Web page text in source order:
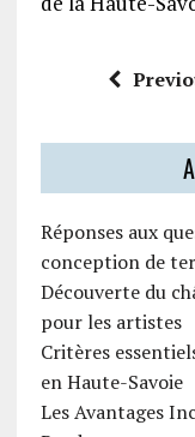
Réponses aux
conception de
Découverte du
pour les artistes
Critères
en Haute-Savoie
Les Avantages